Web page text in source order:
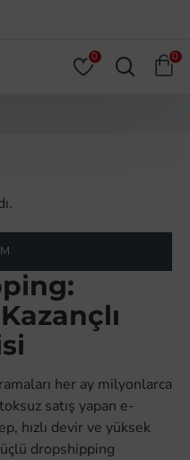
0 0
her ay milyonlarca
satış yapan e-
hızlı devir ve yüksek
dropshipping